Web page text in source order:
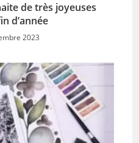
de très joyeuses
d’année
2023